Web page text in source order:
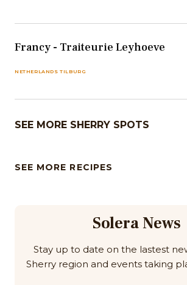
Francy - Traiteurie Leyhoeve
NETHERLANDS TILBURG
SEE MORE SHERRY SPOTS
SEE MORE RECIPES
Solera News
Stay up to date on the lastest
Sherry region and events taking